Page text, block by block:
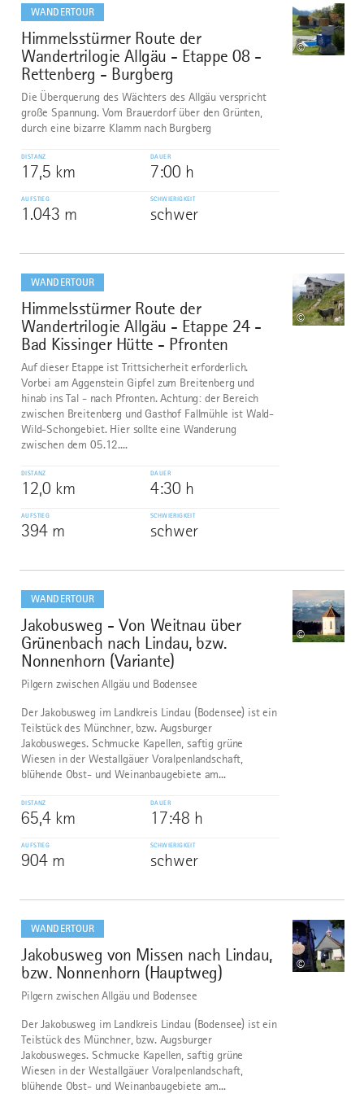
WANDERTOUR
7
Himmelsstürmer Route der
Wandertrilogie Allgäu - Etappe 08 -
Rettenberg - Burgberg
©
Die Überquerung des Wächters des Allgäu verspricht
große Spannung. Vom Brauerdorf über den Grünten,
durch eine bizarre Klamm nach Burgberg
DISTANZ
17,5 km
DAUER
7:00 h
AUFSTIEG
1.043 m
SCHWIERIGKEIT
schwer
WANDERTOUR
8
Himmelsstürmer Route der
Wandertrilogie Allgäu - Etappe 24 -
Bad Kissinger Hütte - Pfronten
©
Auf dieser Etappe ist Trittsicherheit erforderlich.
Vorbei am Aggenstein Gipfel zum Breitenberg und
hinab ins Tal - nach Pfronten. Achtung: der Bereich
zwischen Breitenberg und Gasthof Fallmühle ist Wald-
Wild-Schongebiet. Hier sollte eine Wanderung
zwischen dem 05.12....
DISTANZ
12,0 km
DAUER
4:30 h
AUFSTIEG
394 m
SCHWIERIGKEIT
schwer
dazu
WANDERTOUR
9
Jakobusweg - Von Weitnau über
Grünenbach nach Lindau, bzw.
Nonnenhorn (Variante)
©
Pilgern zwischen Allgäu und Bodensee
Der Jakobusweg im Landkreis Lindau (Bodensee) ist ein
Teilstück des Münchner, bzw. Augsburger
Jakobusweges. Schmucke Kapellen, saftig grüne
Wiesen in der Westallgäuer Voralpenlandschaft,
blühende Obst- und Weinanbaugebiete am...
DISTANZ
65,4 km
DAUER
17:48 h
AUFSTIEG
904 m
SCHWIERIGKEIT
schwer
dazu
WANDERTOUR
10
Jakobusweg von Missen nach Lindau,
bzw. Nonnenhorn (Hauptweg)
©
Pilgern zwischen Allgäu und Bodensee
Der Jakobusweg im Landkreis Lindau (Bodensee) ist ein
Teilstück des Münchner, bzw. Augsburger
Jakobusweges. Schmucke Kapellen, saftig grüne
Wiesen in der Westallgäuer Voralpenlandschaft,
blühende Obst- und Weinanbaugebiete am...
dazu